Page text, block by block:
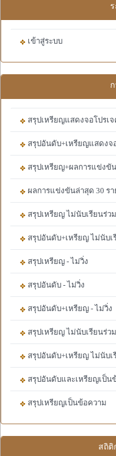
เข้าสู่ระบบ
สรุปเหรียญแสดงจอโปรเจ
สรุปอันดับ+เหรียญแสดงจ
สรุปเหรียญ+ผลการแข่งขั
ผลการแข่งขันล่าสุด 30 รา
สรุปเหรียญ ไม่นับเรียนร่วม
สรุปอันดับ+เหรียญ ไม่นับเ
สรุปเหรียญ - ไม่วิ่ง
สรุปอันดับ - ไม่วิ่ง
สรุปอันดับ+เหรียญ - ไม่วิ่ง
สรุปเหรียญ ไม่นับเรียนร่ว
สรุปอันดับ+เหรียญ ไม่นับเ
สรุปอันดับและเหรียญเป็น
สรุปเหรียญเป็นข้อความ
สถิติ